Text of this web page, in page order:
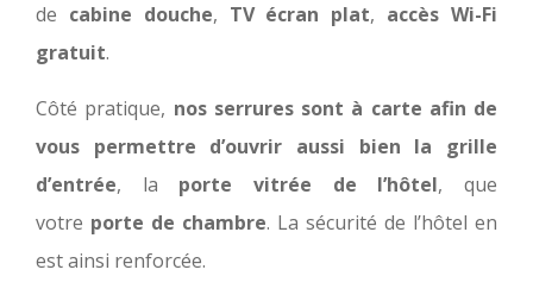
de cabine douche, TV écran plat, accès Wi-Fi
gratuit.
Côté pratique, nos serrures sont à carte afin de
vous permettre d’ouvrir aussi bien la grille
d’entrée, la porte vitrée de l’hôtel, que
votre porte de chambre. La sécurité de l’hôtel en
est ainsi renforcée.